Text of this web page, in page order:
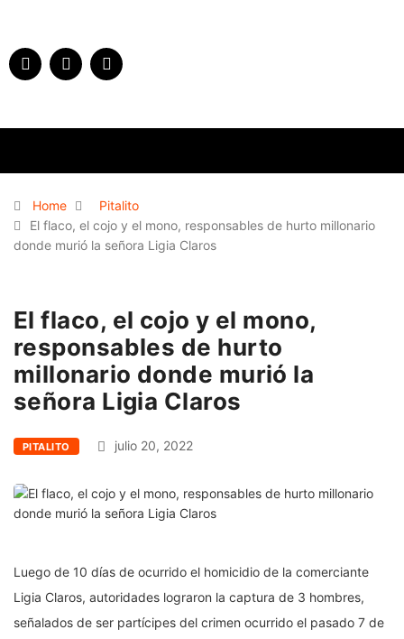
Home
Pitalito
El flaco, el cojo y el mono, responsables de hurto millonario
donde murió la señora Ligia Claros
El flaco, el cojo y el mono,
responsables de hurto
millonario donde murió la
señora Ligia Claros
PITALITO julio 20, 2022
Luego de 10 días de ocurrido el homicidio de la comerciante
Ligia Claros, autoridades lograron la captura de 3 hombres,
señalados de ser partícipes del crimen ocurrido el pasado 7 de